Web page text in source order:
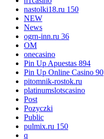
nastolki18.ru 150
NEW
News
ogrn-inn.ru 36
OM
onecasino
Pin Up Apuestas 894
Pin Up Online Casino 90
pitomnik-rostok.ru
platinumslotscasino
Post
Pozyczki
Public
pulmix.ru 150
q